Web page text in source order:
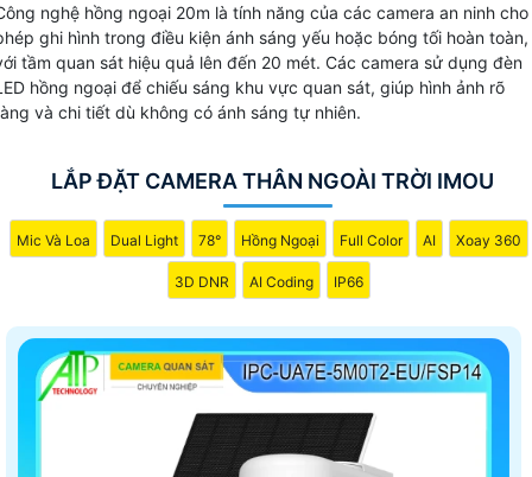
nghệ hồng ngoại 20m là tính năng của các camera an ninh cho
ghi hình trong điều kiện ánh sáng yếu hoặc bóng tối hoàn toàn,
tầm quan sát hiệu quả lên đến 20 mét. Các camera sử dụng đèn
hồng ngoại để chiếu sáng khu vực quan sát, giúp hình ảnh rõ
và chi tiết dù không có ánh sáng tự nhiên.
LẮP ĐẶT CAMERA THÂN NGOÀI TRỜI IMOU
Mic Và Loa Dual Light 78° Hồng Ngoại Full Color AI Xoay 360
3D DNR AI Coding IP66